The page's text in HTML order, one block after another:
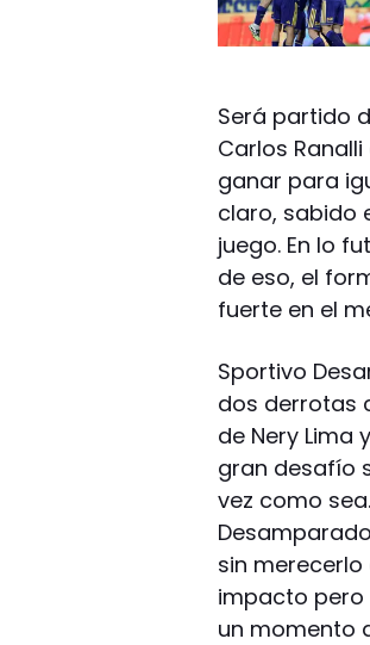
Será partido
Carlos
ganar para
claro, sabido
juego. En lo
de eso, el
fuerte en el
Sportivo
dos derrotas
de Nery Lima
gran desafío
vez como
sin
impacto pero
un momento